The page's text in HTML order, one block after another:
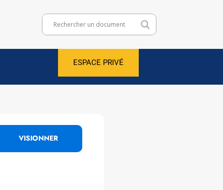
ESPACE PRIVÉ
VISIONNER